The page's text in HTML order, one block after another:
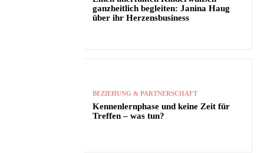
ganzheitlich begleiten: Janina Haug
über ihr Herzensbusiness
BEZIEHUNG & PARTNERSCHAFT
Kennenlernphase und keine Zeit für
Treffen – was tun?